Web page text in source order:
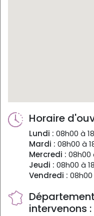
Horaire
Lundi : 08h00 à
Mardi : 08h00 à
Mercredi : 08h00
Jeudi : 08h00 à
Vendredi : 08h00
intervenons :